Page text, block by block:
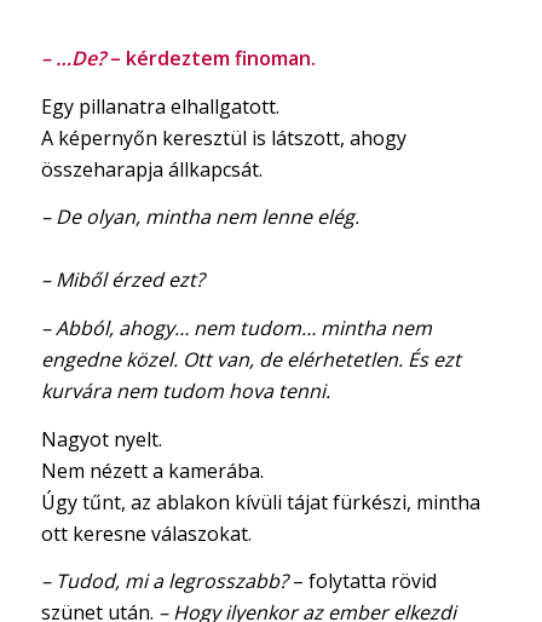
– …De?– kérdeztem finoman.
Egy pillanatra elhallgatott.
A képernyőn keresztül is látszott, ahogy
összeharapja állkapcsát.
– De olyan, mintha nem lenne elég.
– Miből érzed ezt?
– Abból, ahogy… nem tudom… mintha nem
engedne közel. Ott van, de elérhetetlen. És ezt
kurvára nem tudom hova tenni.
Nagyot nyelt.
Nem nézett a kamerába.
Úgy tűnt, az ablakon kívüli tájat fürkészi, mintha
ott keresne válaszokat.
– Tudod, mi a legrosszabb?– folytatta rövid
szünet után. – Hogy ilyenkor az ember elkezdi